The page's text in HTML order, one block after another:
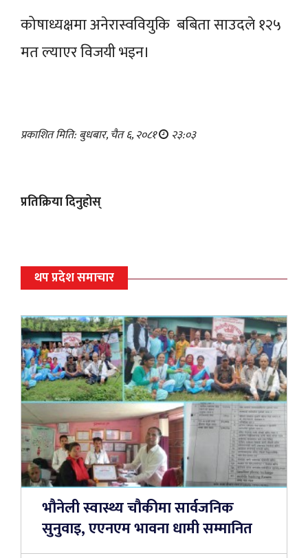
कोषाध्यक्षमा अनेरास्ववियुकि बबिता साउदले १२५
मत ल्याएर विजयी भइन।
प्रकाशित मिति: बुधबार, चैत ६, २०८१ २३:०३
प्रतिक्रिया दिनुहोस्
थप प्रदेश समाचार
भौनेली स्वास्थ्य चौकीमा सार्वजनिक
सुनुवाइ, एएनएम भावना धामी सम्मानित